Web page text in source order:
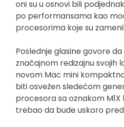
oni su u osnovi bili
po performansama kao
procesorima koje su
Poslednje glasine govore
značajnom redizajnu svojih
novom Mac mini
biti osvežen sledećom
procesora sa oznakom M1X
trebao da bude uskoro